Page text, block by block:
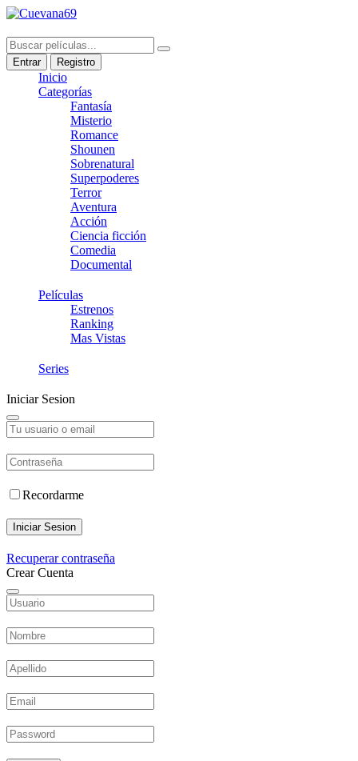
Entrar Registro
Inicio
Categorías
Fantasía
Misterio
Romance
Shounen
Sobrenatural
Superpoderes
Terror
Aventura
Acción
Ciencia ficción
Comedia
Documental
Películas
Estrenos
Ranking
Mas Vistas
Series
Iniciar Sesion
Recordarme
Iniciar Sesion
Recuperar contraseña
Crear Cuenta